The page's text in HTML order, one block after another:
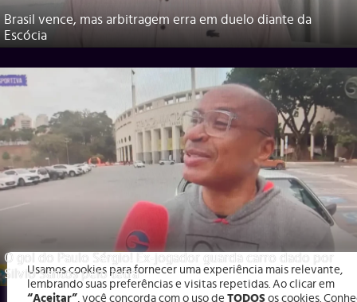
Brasil vence, mas arbitragem erra em duelo diante da
Escócia
O gol do Paulo Sérgio! Ex-jogador guarda carro dado por
Silvio Santos pelo tetra
Usamos cookies para fornecer uma experiência mais relevante,
lembrando suas preferências e visitas repetidas. Ao clicar em
“Aceitar”, você concorda com o uso de TODOSos cookies.